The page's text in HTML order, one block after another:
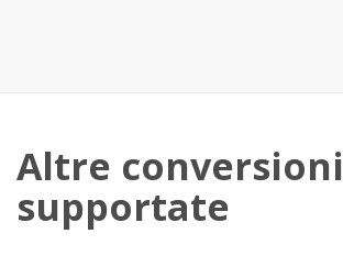
Altre conversioni
supportate